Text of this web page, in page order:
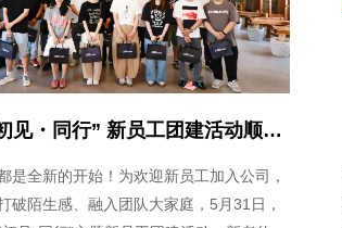
见・同行” 新员工团建活动顺利
是全新的开始！为欢迎新员工加入公司，
破陌生感、融入团队大家庭，5月31日，